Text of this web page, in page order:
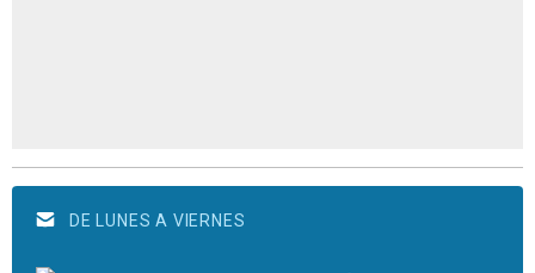
DE LUNES A VIERNES